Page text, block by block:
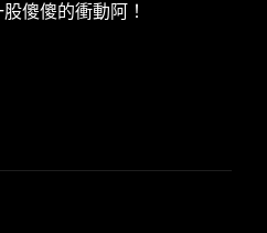
傻傻的衝動阿！